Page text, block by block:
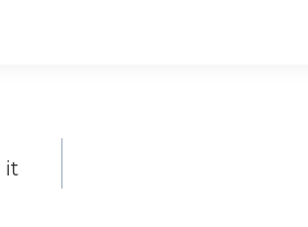
it